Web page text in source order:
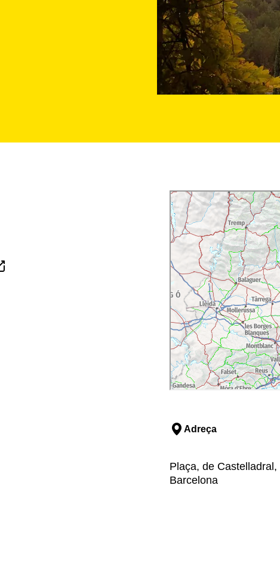
Adreça
Plaça, de
Barcelona